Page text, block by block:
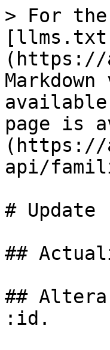
> For the
(https://
page is
(https://
api/
# Update
##
##
:id.